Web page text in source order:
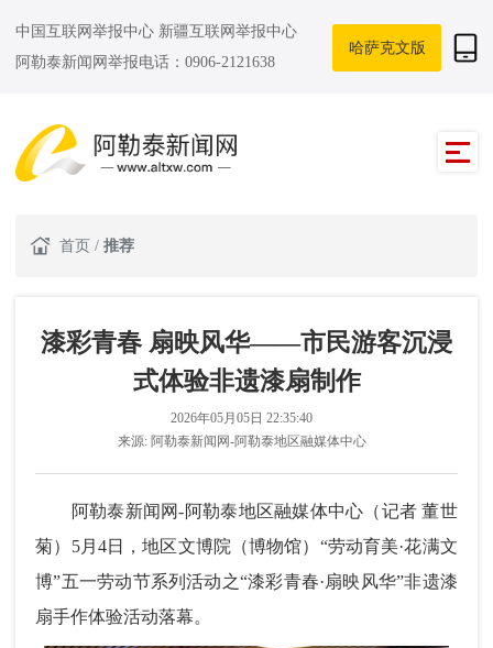
中国互联网举报中心 新疆互联网举报中心
阿勒泰新闻网举报电话：0906-2121638
哈萨克文版
首页 / 推荐
漆彩青春 扇映风华——市民游客沉浸
式体验非遗漆扇制作
2026年05月05日 22:35:40
来源: 阿勒泰新闻网-阿勒泰地区融媒体中心
阿勒泰新闻网-阿勒泰地区融媒体中心（记者 董世
菊）5月4日，地区文博院（博物馆）“劳动育美·花满文
博”五一劳动节系列活动之“漆彩青春·扇映风华”非遗漆
扇手作体验活动落幕。